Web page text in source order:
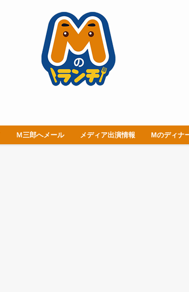
Ｍ三郎へメール メディア出演情報 Mのディナ